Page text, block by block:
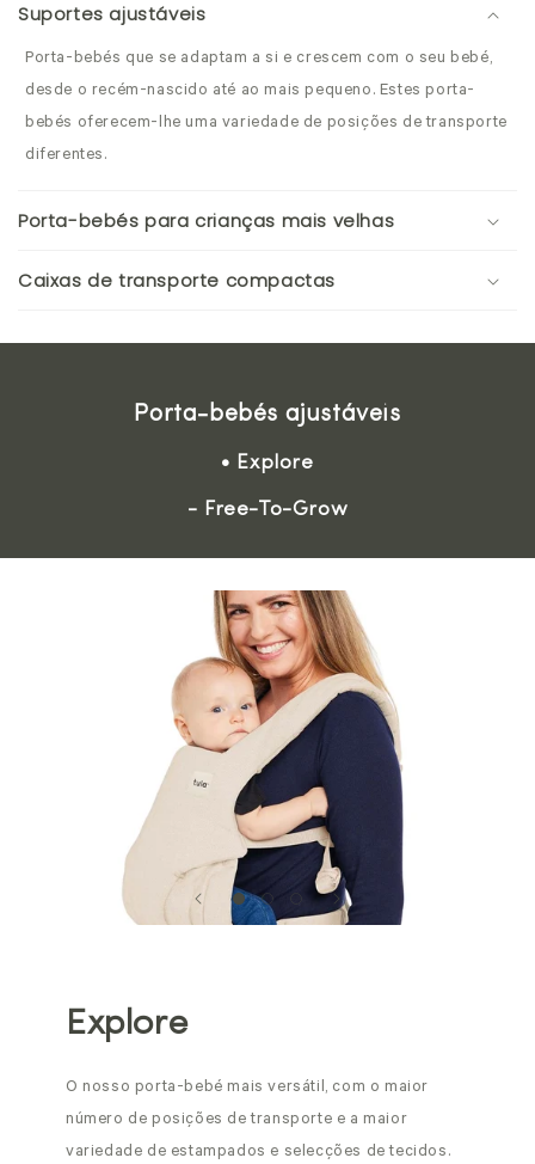
Suportes ajustáveis
Porta-bebés que se adaptam a si e crescem com o seu bebé,
desde o recém-nascido até ao mais pequeno. Estes porta-
bebés oferecem-lhe uma variedade de posições de transporte
diferentes.
Porta-bebés para crianças mais velhas
Caixas de transporte compactas
Porta-bebés ajustáveis
• Explore
- Free-To-Grow
Explore
O nosso porta-bebé mais versátil, com o maior
número de posições de transporte e a maior
variedade de estampados e selecções de tecidos.